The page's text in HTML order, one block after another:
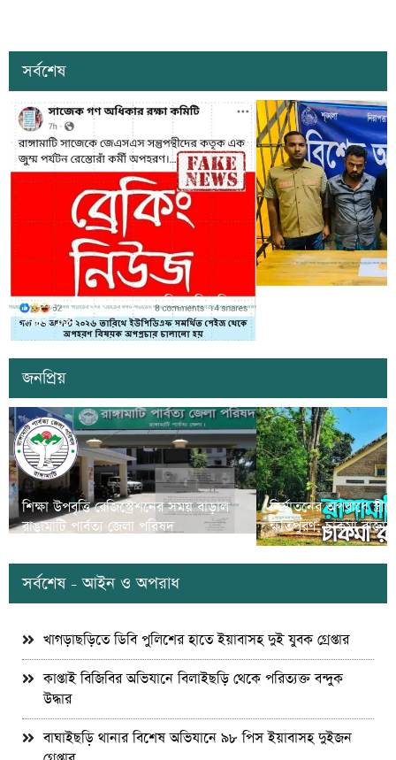
সর্বশেষ
সাজেকে অপহরণের গুজব ছড়িয়ে বিভ্রান্তি
সৃষ্টির চেষ্টা
জনপ্রিয়
শিক্ষা উপবৃত্তি রেজিস্ট্রেশনের সময় বাড়াল
রাঙামাটি পার্বত্য জেলা পরিষদ
নির্যাতনের অপরাধে
ক্ষতিপুরণ; চাকমা
সর্বশেষ - আইন ও অপরাধ
খাগড়াছড়িতে ডিবি পুলিশের হাতে ইয়াবাসহ দুই যুবক গ্রেপ্তার
কাপ্তাই বিজিবির অভিযানে বিলাইছড়ি থেকে পরিত্যক্ত বন্দুক
উদ্ধার
বাঘাইছড়ি থানার বিশেষ অভিযানে ৯৮ পিস ইয়াবাসহ দুইজন